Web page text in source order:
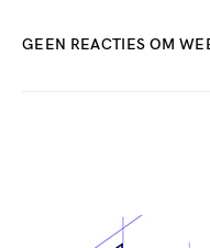
GEEN REACTIES OM